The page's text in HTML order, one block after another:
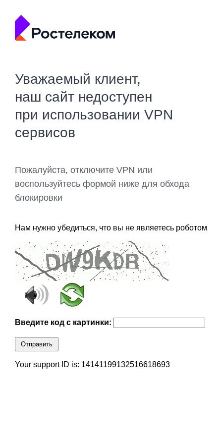
Уважаемый клиент,
наш сайт недоступен
при использовании VPN
сервисов
Пожалуйста, отключите VPN или
воспользуйтесь формой ниже для обхода
блокировки
Нам нужно убедиться, что вы не являетесь роботом
Введите код с картинки:
Отправить
Your support ID is: 14141199132516618693